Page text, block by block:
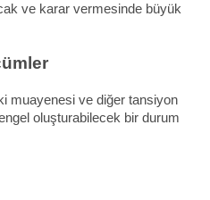
ve karar vermesinde büyük
muayenesi ve diğer tansiyon
oluşturabilecek bir durum